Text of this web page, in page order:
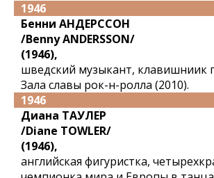
1946
Бенни АНДЕРССОН
/Benny ANDERSSON/
(1946),
шведский музыкант, клавишниик
Зала славы рок-н-ролла (2010).
1946
Диана ТАУЛЕР
/Diane TOWLER/
(1946),
английская фигуристка,